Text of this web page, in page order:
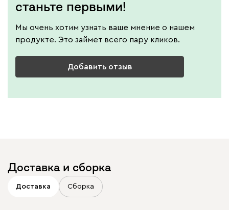
станьте первыми!
Мы очень хотим узнать ваше мнение о нашем
продукте. Это займет всего пару кликов.
Добавить отзыв
Доставка и сборка
Доставка Сборка